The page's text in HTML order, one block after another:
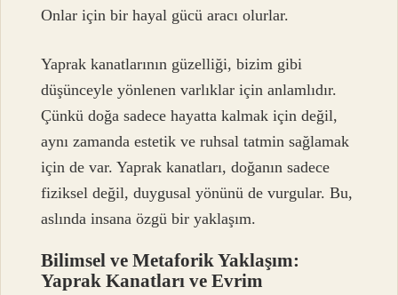
Onlar için bir hayal gücü aracı olurlar.
Yaprak kanatlarının güzelliği, bizim gibi
düşünceyle yönlenen varlıklar için anlamlıdır.
Çünkü doğa sadece hayatta kalmak için değil,
aynı zamanda estetik ve ruhsal tatmin sağlamak
için de var. Yaprak kanatları, doğanın sadece
fiziksel değil, duygusal yönünü de vurgular. Bu,
aslında insana özgü bir yaklaşım.
Bilimsel ve Metaforik Yaklaşım:
Yaprak Kanatları ve Evrim